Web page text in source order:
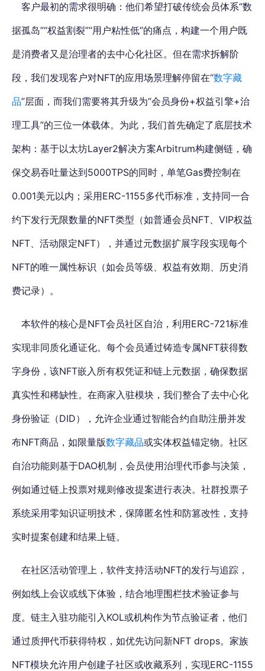
客户最初的需求很明确：他们希望打破传统会员体系“数
据孤岛”“权益割裂”“用户粘性低”的痛点，构建一个用户既
是消费者又是治理者的去中心化社区。但在需求拆解阶
段，我们发现客户对NFT的应用场景理解停留在“数字藏
品”层面，而我们需要将其升级为“会员身份+权益引擎+治
理工具”的三位一体载体。为此，我们首先确定了底层技术
架构：基于以太坊Layer2解决方案Arbitrum构建侧链，确
保交易吞吐量达到5000TPS的同时，单笔Gas费控制在
0.001美元以内；采用ERC-1155多代币标准，支持同一合
约下发行无限数量的NFT类型（如普通会员NFT、VIP权益
NFT、活动限定NFT），并通过元数据扩展字段实现每个
NFT的唯一属性标识（如会员等级、权益有效期、历史消
费记录）。
本软件的核心是NFT会员社区自治， 利用ERC-721标准
实现非同质化通证化。每个会员通过铸造专属NFT获得数
字身份，该NFT嵌入所有权凭证和链上元数据，确保数据
真实性和稀缺性。在商家入驻模块， 我们整合了去中心化
身份验证（DID），允许企业通过智能合约自助注册并发
布NFT商品 ，如限量版数字藏品或实体权益锚定物。社区
自治功能则基于DAO机制，会员使用治理代币参与决策，
例如通过链上投票对规则修改提案进行表决。社群投票子
系统采用零知识证明技术，保障匿名性和防篡改性，支持
实时提案创建和结果上链。
在社区活动管理上，软件支持活动NFT的发行与追踪，
例如线上会议或线下体验，结合地理围栏技术验证参与
度。链主入驻功能引入KOL或机构作为节点验证者，他们
通过质押代币获得特权，如优先访问新NFT drops。家族
NFT模块允许用户创建子社区或收藏系列，实现ERC-1155